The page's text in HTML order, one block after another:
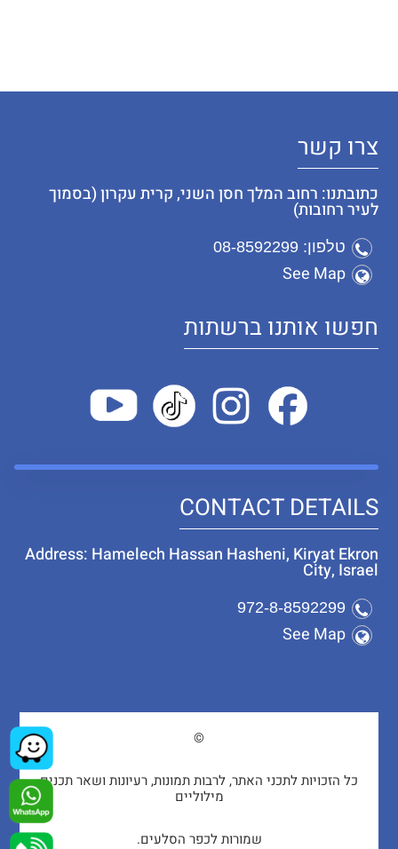
צרו קשר
כתובתנו: רחוב המלך חסן השני, קרית עקרון (בסמוך
לעיר רחובות)
טלפון: 08-8592299
See Map
חפשו אותנו ברשתות
CONTACT DETAILS
Address: Hamelech Hassan Hasheni, Kiryat Ekron
City, Israel
972-8-8592299
See Map
©
כל הזכויות לתכני האתר, לרבות תמונות, רעיונות ושאר תכנים
מילוליים
שמורות לכפר הסלעים.